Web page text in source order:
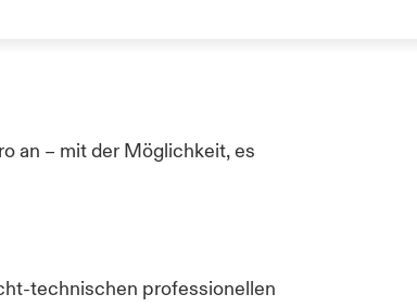
an – mit der Möglichkeit, es
technischen professionellen